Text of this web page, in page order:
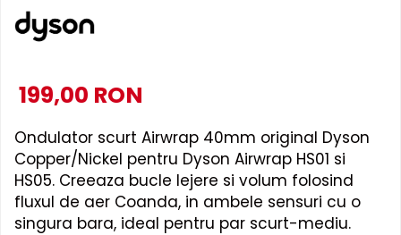
Accesorii Piese Aparate
Cosmetice
Vase
Rufe si Uscatoare
Accesorii Electrocasnice Mici
Filtre Purificatoare Aer
Accesorii Piese Aer Conditionat
199,00 RON
Ondulator scurt Airwrap 40mm original Dyson
Copper/Nickel pentru Dyson Airwrap HS01 si
HS05. Creeaza bucle lejere si volum folosind
fluxul de aer Coanda, in ambele sensuri cu o
singura bara, ideal pentru par scurt-mediu.